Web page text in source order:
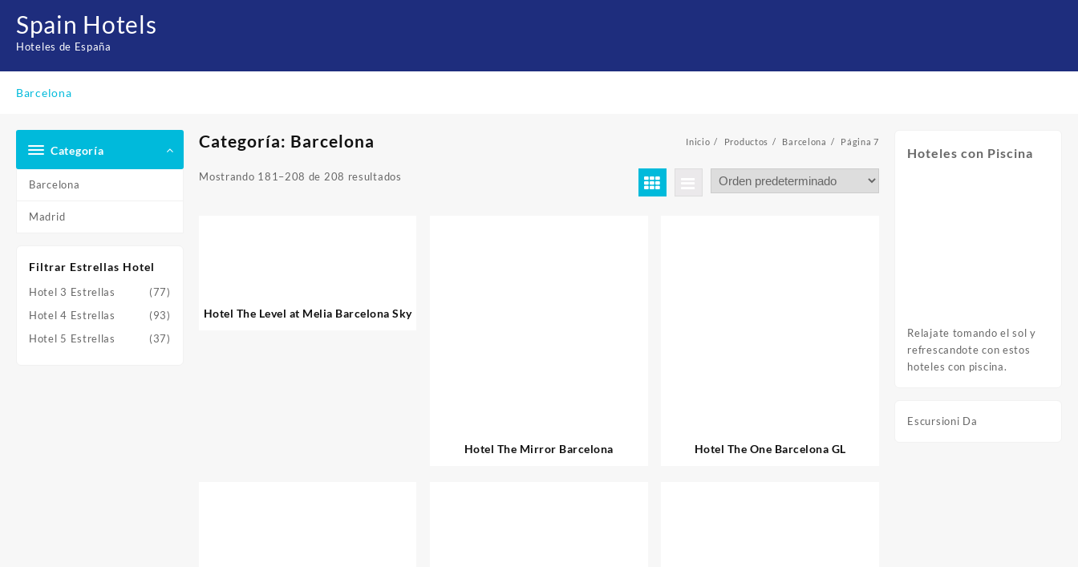
contenido
Spain Hotels
Hoteles de España
Barcelona
Categoría
Barcelona
Madrid
Filtrar Estrellas Hotel
Hotel 3 Estrellas
(77)
Hotel 4 Estrellas
(93)
Hotel 5 Estrellas
(37)
Categoría: Barcelona Inicio Productos Barcelona Página 7
Mostrando 181–208 de 208 resultados
Hotel The Level at Melia Barcelona Sky
Hotel The Mirror Barcelona Hotel The One Barcelona GL
Hoteles con Piscina
Relajate tomando el sol y
refrescandote con estos
hoteles con piscina.
Escursioni Da